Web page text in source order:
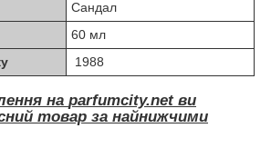
Сандал
60 мл
1988
на parfumcity.net ви
товар за найнижчими